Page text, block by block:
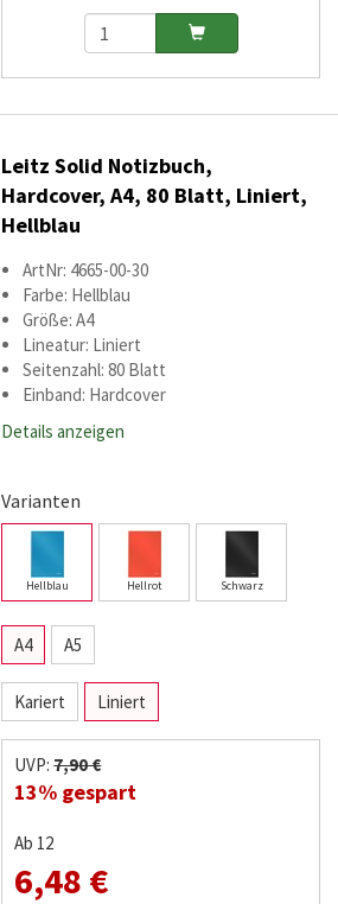
Leitz Solid Notizbuch,
Hardcover, A4, 80 Blatt, Liniert,
Hellblau
ArtNr: 4665-00-30
Farbe: Hellblau
Größe: A4
Lineatur: Liniert
Seitenzahl: 80 Blatt
Einband: Hardcover
Details anzeigen
Varianten
Hellblau Hellrot Schwarz
A4 A5
Kariert Liniert
UVP:7,90 €
13% gespart
Ab 12
6,48 €